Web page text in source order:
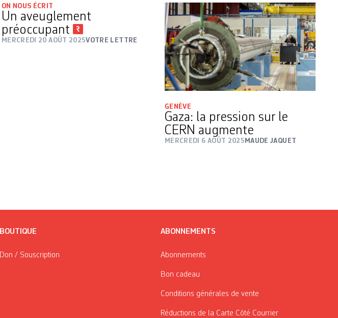
ON NOUS ÉCRIT
Un aveuglement
préoccupant
MERCREDI 20 AOÛT 2025VOTRE LETTRE
GENÈVE
Gaza: la pression sur le
CERN augmente
MERCREDI 6 AOÛT 2025 MAUDE JAQUET
BOUTIQUE
Don / Souscription
ABONNEMENTS
Abonnements
Bon cadeau
Conditions générales de vente
Réductions de la Carte Côté Courrier